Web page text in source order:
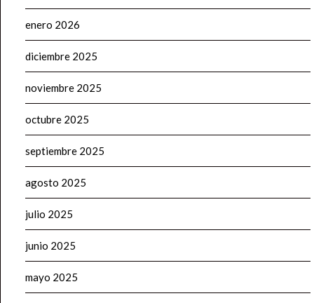
enero 2026
diciembre 2025
noviembre 2025
octubre 2025
septiembre 2025
agosto 2025
julio 2025
junio 2025
mayo 2025